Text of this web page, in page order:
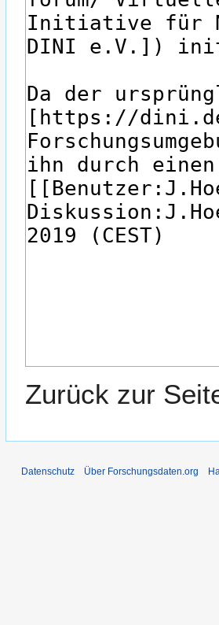
Zurück zur
Datenschutz Über Forschungsdaten.org